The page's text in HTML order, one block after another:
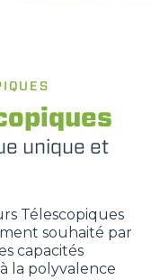
unique et
Télescopiques
souhaité par
capacités
la polyvalence